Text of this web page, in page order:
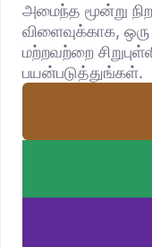
அமைந்த மூன்று
விளைவுக்காக,
மற்றவற்றை
பயன்படுத்துங்கள்.